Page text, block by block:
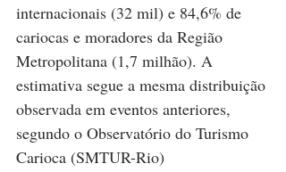
internacionais (32 mil) e 84,6% de
cariocas e moradores da Região
Metropolitana (1,7 milhão). A
estimativa segue a mesma distribuição
observada em eventos anteriores,
segundo o Observatório do Turismo
Carioca (SMTUR-Rio)